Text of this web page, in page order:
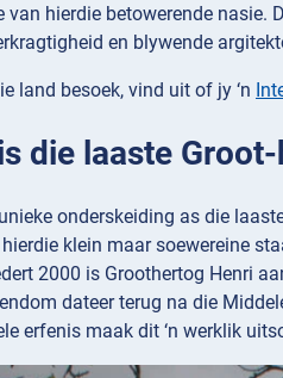
van hierdie betowerende nasie.
en blywende
land besoek, vind uit of jy ‘n
die laaste
onderskeiding as die
klein maar soewereine
2000 is Groothertog Henri
dateer terug na die
erfenis maak dit ‘n werklik